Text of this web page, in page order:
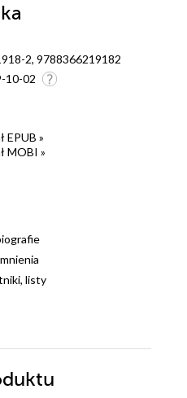
2, 9788366219182
10-02
EPUB »
MOBI »
listy